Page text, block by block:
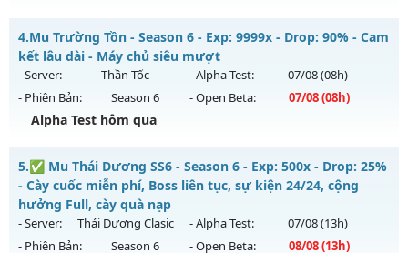
Thể loại: Mu Nguyên bản Webzen
Antihack: Phiên bản mới nhất
Drop Cao Boss Nhiều - Cày Cuốc Thả Ga Drop Cao
Mu mới ra tháng 08 2026 - Mở máy chủ
13h ngày 06/08/2626
Exp: 1000x - Drop: 20%
Kiểu reset: Reset In Game
Thể loại: Mu Nguyên bản Webzen
Antihack: GameGuard
4.Mu Trường Tồn - Season 6 - Exp: 9999x - Drop: 90% - Cam
kết lâu dài - Máy chủ siêu mượt
- Server: Thần Tốc - Alpha Test: 07/08(08h)
- Phiên Bản:
Season 6 - Open Beta: 07/08(08h)
Alpha Test hôm qua
Mu Trường Tồn - Cam kết lâu dài - Máy chủ siêu mượt
Mu mới ra tháng 08 2026 - Mở máy chủThần Tốcvào 08h
ngày 07/08/2626
Exp: 9999x - Drop: 90%
5.✅ Mu Thái Dương SS6 - Season 6 - Exp: 500x - Drop: 25%
- Cày cuốc miễn phí, Boss liên tục, sự kiện 24/24, cộng
hưởng Full, cày quà nạp
- Server: Thái Dương Clasic - Alpha Test: 07/08(13h)
- Phiên Bản:
Season 6 - Open Beta: 08/08(13h)